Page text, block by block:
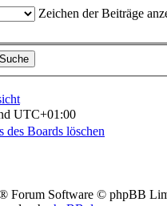
Zeichen der Beiträge
UTC+01:00
des Boards löschen
Forum Software © phpBB